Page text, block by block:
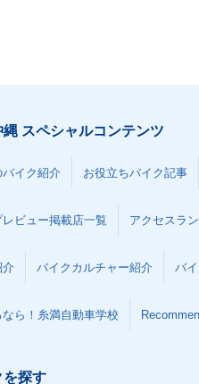
スペシャルコンテンツ
イク紹介 お役立ちバイク記事
ビュー掲載店一覧 アクセスラ
介 バイクカルチャー紹介 バ
ら！糸満自動車学校
を探す